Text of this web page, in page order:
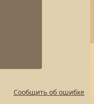
Сообщить об ошибке